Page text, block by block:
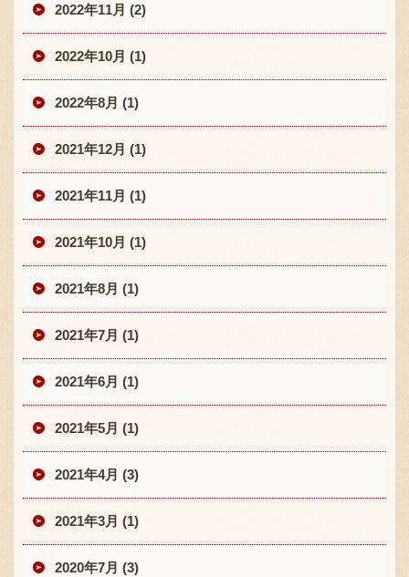
2022年11月 (2)
2022年10月 (1)
2022年8月 (1)
2021年12月 (1)
2021年11月 (1)
2021年10月 (1)
2021年8月 (1)
2021年7月 (1)
2021年6月 (1)
2021年5月 (1)
2021年4月 (3)
2021年3月 (1)
2020年7月 (3)